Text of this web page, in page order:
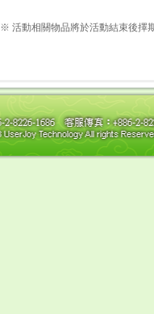
※ 活動相關物品將於活動結束後擇